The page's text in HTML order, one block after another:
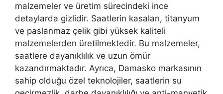
malzemeler ve üretim sürecindeki ince
detaylarda gizlidir. Saatlerin kasaları, titanyum
ve paslanmaz çelik gibi yüksek kaliteli
malzemelerden üretilmektedir. Bu malzemeler,
saatlere dayanıklılık ve uzun ömür
kazandırmaktadır. Ayrıca, Damasko markasının
sahip olduğu özel teknolojiler, saatlerin su